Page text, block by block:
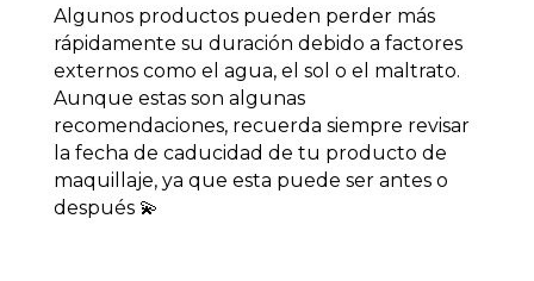
Algunos productos pueden perder más
rápidamente su duración debido a factores
externos como el agua, el sol o el maltrato.
Aunque estas son algunas
recomendaciones, recuerda siempre revisar
la fecha de caducidad de tu producto de
maquillaje, ya que esta puede ser antes o
después 💫